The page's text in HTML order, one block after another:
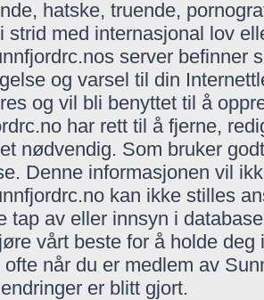
hatske, truende,
strid med internasjonal lov
server befinner
og varsel til din
og vil bli benyttet til å
har rett til å fjerne,
nødvendig. Som bruker
Denne informasjonen vil
kan ikke stilles
tap av eller innsyn i
vårt beste for å holde
ofte når du er medlem av
er blitt gjort.